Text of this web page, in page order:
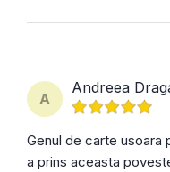
A
Andreea
Genul de carte
a prins aceasta